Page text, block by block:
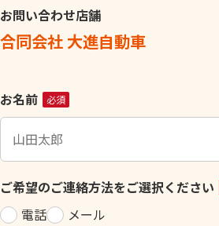
お問い合わせ店舗
合同会社 大進自動車
こ
の
ィ
ー
ル
ド
お名前 必須
ご希望のご連絡方法をご選択ください
電話
メール